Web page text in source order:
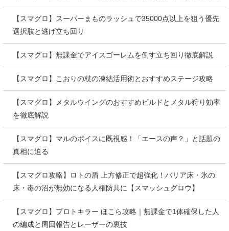
【スマグロ】スーパーまものラッシュで35000点以上を狙う優先
選択肢と逃げ立ち回り
【スマグロ】無課金でアイスゴーレムを倒す立ち回り徹底解説
【スマグロ】こおりの杖の凍結活用術とおすすめステージ攻略
【スマグロ】メタルウイングのおすすめビルドとメタル狩り効率
を徹底解説
【スマグロ】マルのボイスに既視感！「エースの声？」と話題の
真相に迫る
【スマグロ攻略】ロトの盾 上方修正で超強化！バリア床・氷の
床・毒の沼が無効になる人権防具に【スマッシュグロウ】
【スマグロ】プロトキラー ほこら攻略｜無課金で1体確保した人
の編成と周回報告とレーザーの裏技